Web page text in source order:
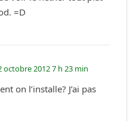
=D
octobre 2012 7 h 23 min
on l’installe? J’ai pas